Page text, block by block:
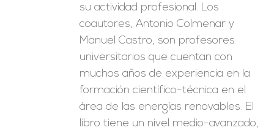
su actividad profesional. Los
coautores, Antonio Colmenar y
Manuel Castro, son profesores
universitarios que cuentan con
muchos años de experiencia en la
formación científico-técnica en el
área de las energías renovables. El
libro tiene un nivel medio-avanzado,